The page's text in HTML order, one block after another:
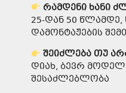
რამდენი ხანი
25-დან 50
დამონტაჟების
შეიძლება თუ
დიახ, ბევრ
შესაძლებლობა